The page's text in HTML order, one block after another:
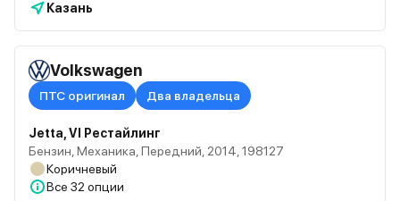
Казань
Volkswagen
ПТС оригинал Два владельца
Jetta, VI Рестайлинг
Бензин, Механика, Передний, 2014, 198127
Коричневый
Все 32 опции